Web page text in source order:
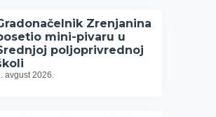
Zrenjanina
mini-pivaru u
poljoprivrednoj
avgust 2026.